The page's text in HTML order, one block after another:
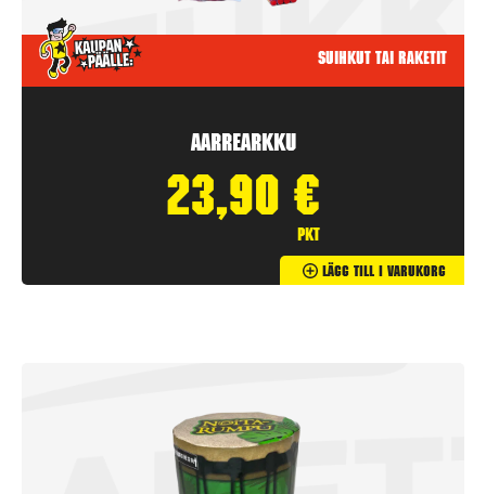
Suihkut tai raketit
Aarrearkku
23,90 €
pkt
Lägg Till I Varukorg